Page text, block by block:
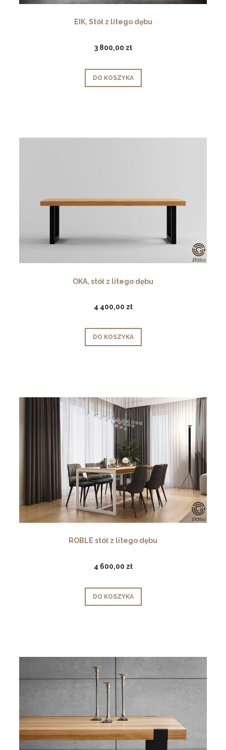
EIK, Stół z litego dębu
3 800,00 zł
DO KOSZYKA
OKA, stół z litego dębu
4 400,00 zł
DO KOSZYKA
ROBLE stół z litego dębu
4 600,00 zł
DO KOSZYKA